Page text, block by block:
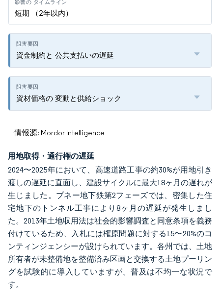
短期 （2年以内）
資金制約と 公共支払いの遅延
資材価格の 変動と供給ショック
情報源: Mordor Intelligence
用地取得・通行権の遅延
2024〜2025年において、高速道路工事の約30%が用地引き
渡しの遅延に直面し、建設サイクルに最大18ヶ月の遅れが
生じました。プネー地下鉄第2フェーズでは、密集した住
宅地下のトンネル工事により8ヶ月の遅延が発生しまし
た。2013年土地収用法は社会的影響調査と同意条項を義務
付けているため、入札には権原問題に対する15〜20%のコ
ンティンジェンシーが設けられています。各州では、土地
所有者が未整備地を整備済み区画と交換する土地プーリン
グを試験的に導入していますが、普及は不均一な状況で
す。